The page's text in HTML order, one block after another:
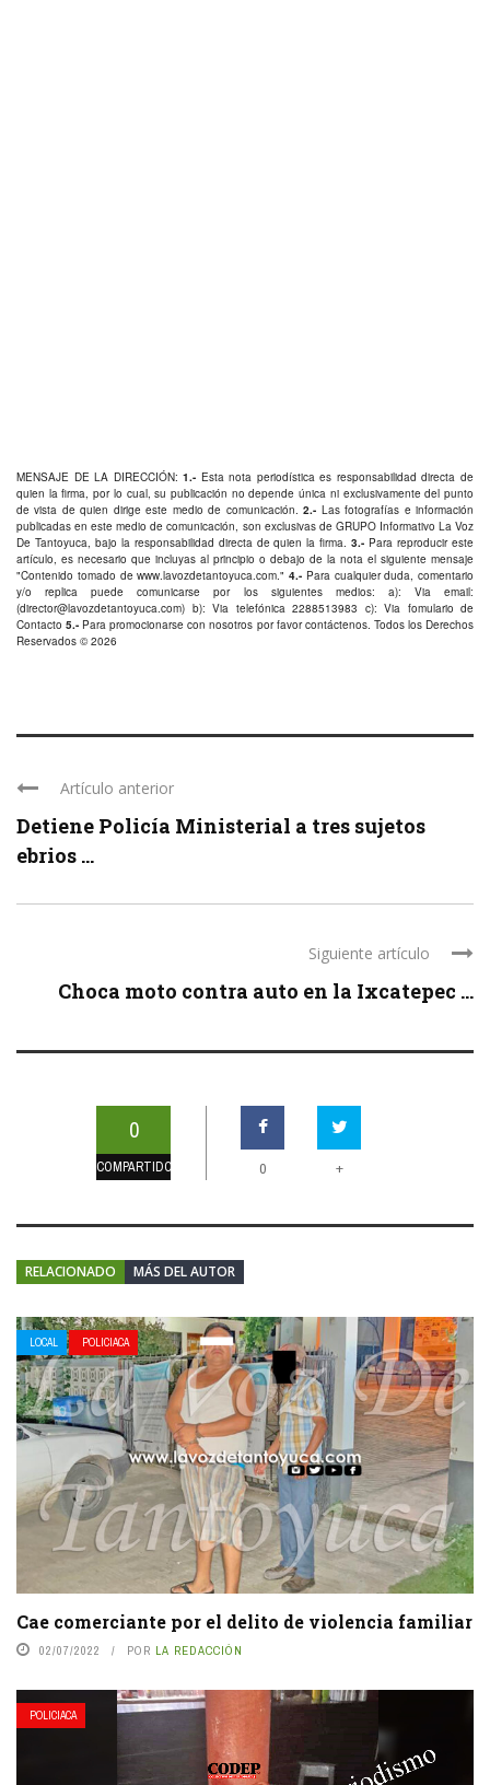
MENSAJE DE LA DIRECCIÓN:1.- Esta nota periodística es responsabilidad directa de
quien la firma, por lo cual, su publicación no depende única ni exclusivamente del punto
de vista de quien dirige este medio de comunicación.2.- Las fotografías e información
publicadas en este medio de comunicación, son exclusivas de GRUPO Informativo La Voz
De Tantoyuca, bajo la responsabilidad directa de quien la firma.3.- Para reproducir este
artículo, es necesario que incluyas al principio o debajo de la nota el siguiente mensaje
"Contenido tomado dewww.lavozdetantoyuca.com." 4.- Para cualquier duda, comentario
y/o replica puede comunicarse por los siguientes medios: a): Via email:
(director@lavozdetantoyuca.com) b): Via telefónica 2288513983 c): Via fomulario de
Contacto 5.- Para promocionarse con nosotros por favorcontáctenos. Todos los Derechos
Reservados © 2026
Artículo anterior
Detiene Policía Ministerial a tres sujetos
ebrios ...
Siguiente artículo
Choca moto contra auto en la Ixcatepec ...
0
COMPARTIDOS 0 +
RELACIONADO MÁS DEL AUTOR
LOCAL POLICIACA
Cae comerciante por el delito de violencia familiar
02/07/2022 POR LA REDACCIÓN
POLICIACA